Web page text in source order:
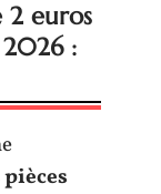
2 euros
:
pièces